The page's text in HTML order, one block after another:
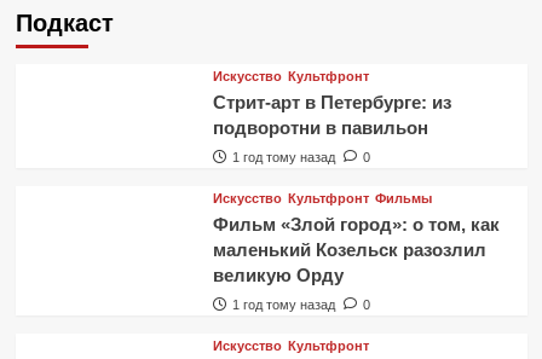
Подкаст
Искусство Культфронт
Стрит-арт в Петербурге: из
подворотни в павильон
1 год тому назад 0
Искусство Культфронт Фильмы
Фильм «Злой город»: о том, как
маленький Козельск разозлил
великую Орду
1 год тому назад 0
Искусство Культфронт